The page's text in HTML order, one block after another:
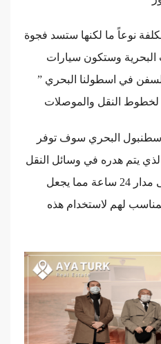
نوعاً ما لكنها ستسد فجوة
وستكون سيارات
السفن في اسطولنا البحري ”
لخطوط النقل والموصلات
البحري سوف توفر
يتم هدره في وسائل النقل
البرية، وستكون متوافرة على مدار 24 ساعة مما يجعل
لهم لاستخدام هذه